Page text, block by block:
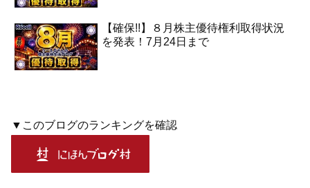
【確保!!】８月株主優待権利取得状況
を発表！7月24日まで
▼このブログのランキングを確認